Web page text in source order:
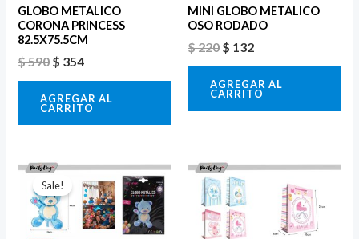
GLOBO METALICO
CORONA PRINCESS
82.5X75.5CM
$590$ 354
AGREGAR AL
CARRITO
MINI GLOBO METALICO
OSO RODADO
$220 $ 132
AGREGAR AL
CARRITO
Sale!
El
precio
original
era:
$ 220.
El
precio
actual
es:
$ 132.